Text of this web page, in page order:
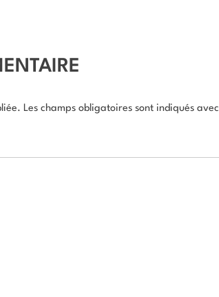
Les champs obligatoires sont indiqués avec